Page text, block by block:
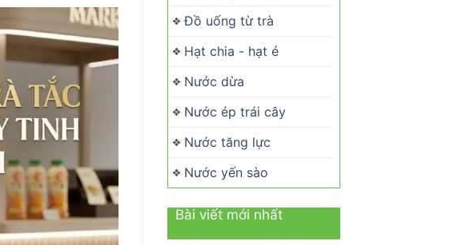
Đồ uống từ trà
Hạt chia - hạt é
Nước dừa
Nước ép trái cây
Nước tăng lực
Nước yến sào
Bài viết mới nhất